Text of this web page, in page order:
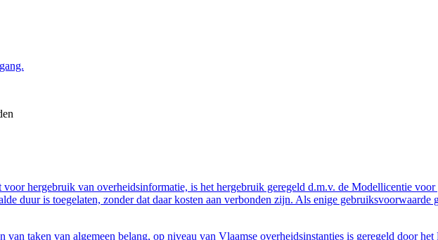
hergebruik van overheidsinformatie, is het hergebruik geregeld d.m.v. de Modellicentie
duur is toegelaten, zonder dat daar kosten aan verbonden zijn. Als enige gebruiksvoorwaarde
van taken van algemeen belang, op niveau van Vlaamse overheidsinstanties is geregeld door